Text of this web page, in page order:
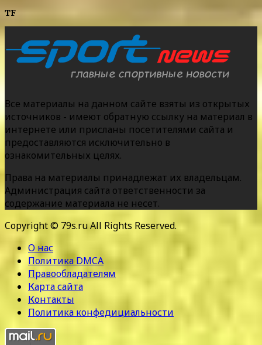
TF
Все материалы на данном сайте взяты из открытых
источников - имеют обратную ссылку на материал в
интернете или присланы посетителями сайта и
предоставляются исключительно в
ознакомительных целях.
Права на материалы принадлежат их владельцам.
Администрация сайта ответственности за
содержание материала не несет.
Copyright © 79s.ru All Rights Reserved.
О нас
Политика DMCA
Правообладателям
Карта сайта
Контакты
Политика конфедициальности